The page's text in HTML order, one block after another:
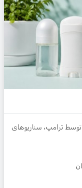
ترامپ، سناریوهای